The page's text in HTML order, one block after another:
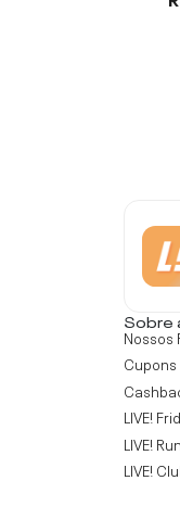
Sobre
Nossos
Cupons
LIVE!
LIVE!
LIVE!